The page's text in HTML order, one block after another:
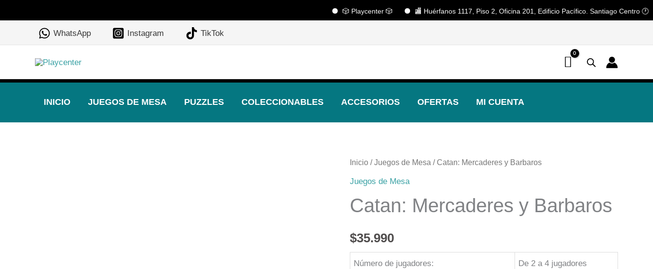
🎲 Playcenter 🎲 🏬 Huérfanos 1117, Piso 2, Oficina 201, Edificio Pacífico. Santiago Centro 🕐
al
WhatsApp Instagram TikTok
INICIO JUEGOS DE MESA PUZZLES COLECCIONABLES ACCESORIOS OFERTAS MI CUENTA
Inicio /Juegos de Mesa / Catan: Mercaderes y Barbaros
Juegos de Mesa
Catan: Mercaderes y Barbaros
$35.990
Número de jugadores: De 2 a 4 jugadores
¡Descubre nuestras increíbles ofertas! 📢 ¡OFERTAS! 🔥